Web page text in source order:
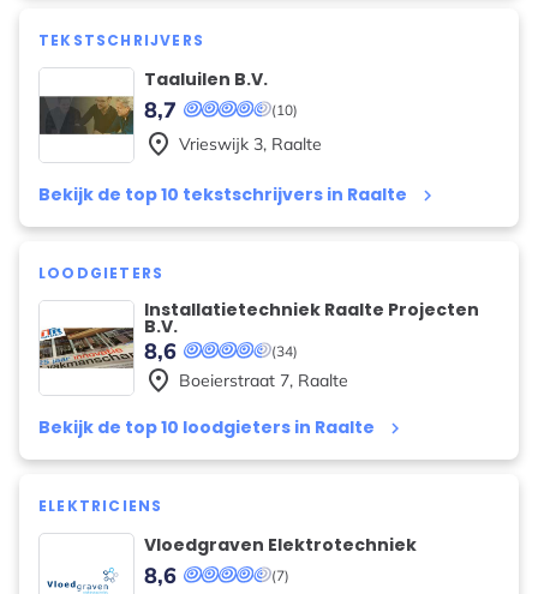
TEKSTSCHRIJVERS
Taaluilen B.V.
(10)
8,7
Bekijk de top 10 tekstschrijvers in Raalte keyboard_arrow_right
place Vrieswijk 3, Raalte
LOODGIETERS
Installatietechniek Raalte Projecten
B.V.
(34)
8,6
Bekijk de top 10 loodgieters in Raalte keyboard_arrow_right
place Boeierstraat 7, Raalte
ELEKTRICIENS
Vloedgraven Elektrotechniek
(7)
8,6